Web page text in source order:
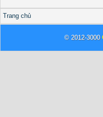
Trang chủ
© 2012-3000